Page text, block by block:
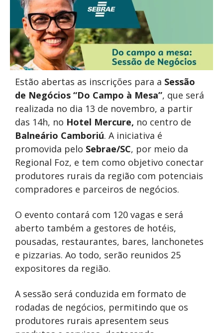
Estão abertas as inscrições para a Sessão
de Negócios “Do Campo à Mesa”, que será
realizada no dia 13 de novembro, a partir
das 14h, no Hotel Mercure, no centro de
Balneário Camboriú. A iniciativa é
promovida pelo Sebrae/SC, por meio da
Regional Foz, e tem como objetivo conectar
produtores rurais da região com potenciais
compradores e parceiros de negócios.
O evento contará com 120 vagas e será
aberto também a gestores de hotéis,
pousadas, restaurantes, bares, lanchonetes
e pizzarias. Ao todo, serão reunidos 25
expositores da região.
A sessão será conduzida em formato de
rodadas de negócios, permitindo que os
produtores rurais apresentem seus